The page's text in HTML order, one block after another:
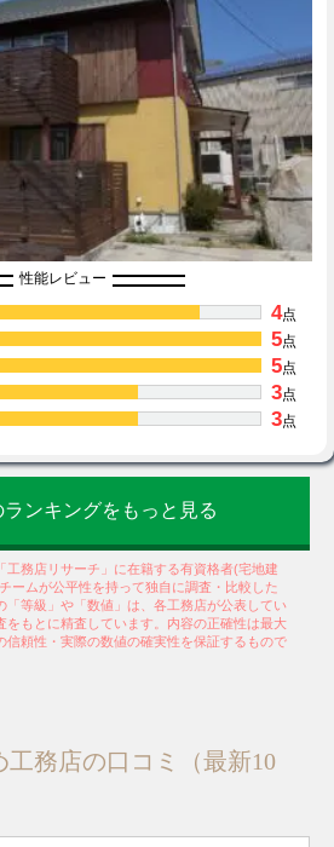
性能レビュー
4点
5点
5点
3点
3点
ンキングをもっと見る
務店リサーチ」に在籍する有資格者(宅地建
ームが公平性を持って独自に調査・比較した
「等級」や「数値」は、各工務店が公表してい
をもとに精査しています。内容の正確性は最大
信頼性・実際の数値の確実性を保証するもので
工務店の口コミ（最新10